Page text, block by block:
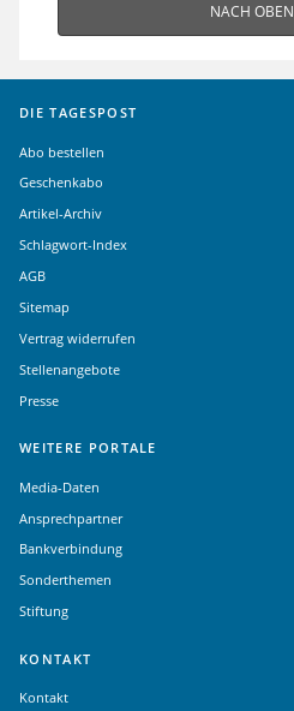
NACH OBEN
DIE TAGESPOST
Abo bestellen
Geschenkabo
Artikel-Archiv
Schlagwort-Index
AGB
Sitemap
Vertrag widerrufen
Stellenangebote
Presse
WEITERE PORTALE
Media-Daten
Ansprechpartner
Bankverbindung
Sonderthemen
Stiftung
KONTAKT
Kontakt